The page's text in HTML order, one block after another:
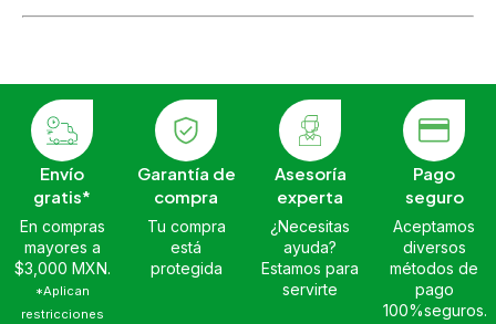
Envío
gratis*
En compras
mayores a
$3,000 MXN.
*Aplican
restricciones
Garantía de
compra
Tu compra
está
protegida
Asesoría
experta
¿Necesitas
ayuda?
Estamos para
servirte
Pago
seguro
Aceptamos
diversos
métodos de
pago
100%seguros.